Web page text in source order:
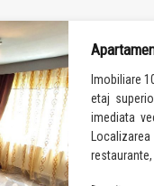
Imobiliare
etaj
imediata